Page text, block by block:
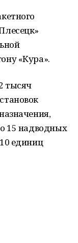
«Кура».
тысяч
15 надводных
единиц